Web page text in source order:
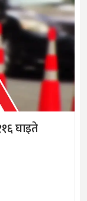
घाइते